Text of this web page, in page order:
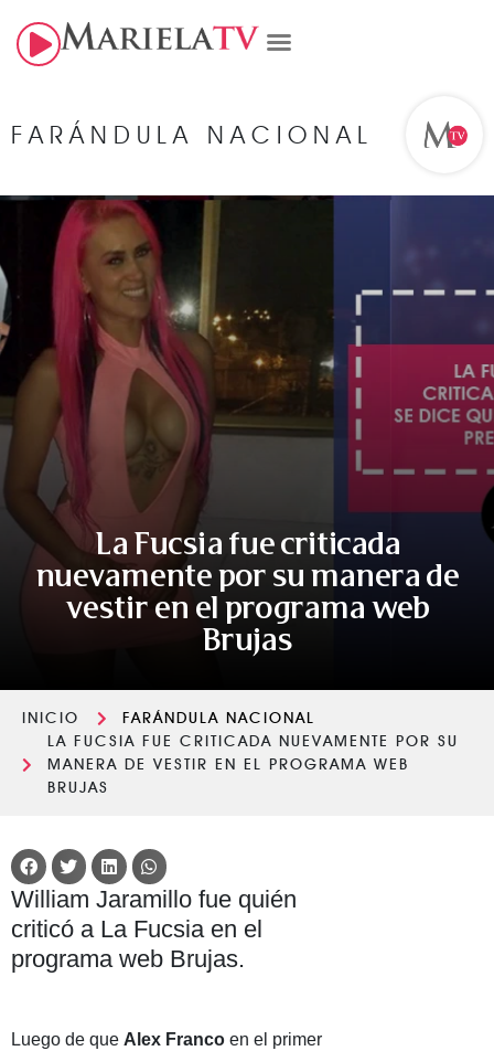
FARÁNDULA NACIONAL
La Fucsia fue criticada
nuevamente por su manera de
vestir en el programa web
Brujas
INICIO
FARÁNDULA NACIONAL
LA FUCSIA FUE CRITICADA NUEVAMENTE POR SU
MANERA DE VESTIR EN EL PROGRAMA WEB
BRUJAS
William Jaramillo fue quién
criticó a La Fucsia en el
programa web Brujas.
Luego de que Alex Franco en el primer